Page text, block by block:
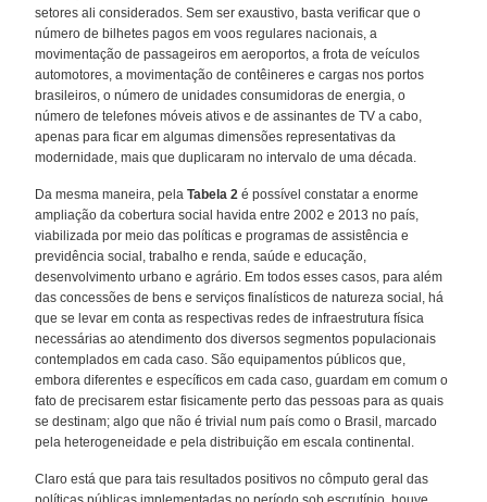
setores ali considerados. Sem ser exaustivo, basta verificar que o
número de bilhetes pagos em voos regulares nacionais, a
movimentação de passageiros em aeroportos, a frota de veículos
automotores, a movimentação de contêineres e cargas nos portos
brasileiros, o número de unidades consumidoras de energia, o
número de telefones móveis ativos e de assinantes de TV a cabo,
apenas para ficar em algumas dimensões representativas da
modernidade, mais que duplicaram no intervalo de uma década.
Da mesma maneira, pelaTabela 2 é possível constatar a enorme
ampliação da cobertura social havida entre 2002 e 2013 no país,
viabilizada por meio das políticas e programas de assistência e
previdência social, trabalho e renda, saúde e educação,
desenvolvimento urbano e agrário. Em todos esses casos, para além
das concessões de bens e serviços finalísticos de natureza social, há
que se levar em conta as respectivas redes de infraestrutura física
necessárias ao atendimento dos diversos segmentos populacionais
contemplados em cada caso. São equipamentos públicos que,
embora diferentes e específicos em cada caso, guardam em comum o
fato de precisarem estar fisicamente perto das pessoas para as quais
se destinam; algo que não é trivial num país como o Brasil, marcado
pela heterogeneidade e pela distribuição em escala continental.
Claro está que para tais resultados positivos no cômputo geral das